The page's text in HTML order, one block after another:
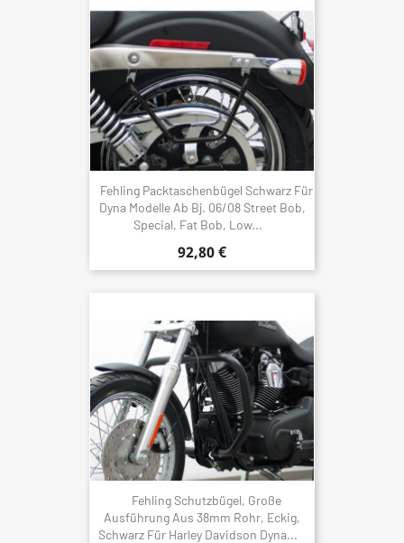
Fehling Packtaschenbügel Schwarz Für
Dyna Modelle Ab Bj. 06/08 Street Bob,
Special, Fat Bob, Low...
92,80 €
Fehling Schutzbügel, Große
Ausführung Aus 38mm Rohr, Eckig,
Schwarz Für Harley Davidson Dyna...